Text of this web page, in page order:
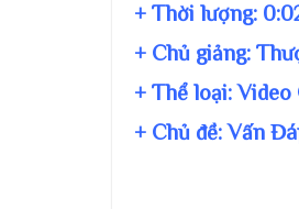
+ Thời lượng:
+ Chủ giảng:
+ Thể loại: Video
+ Chủ đề:Vấn